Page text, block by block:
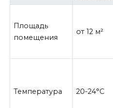
Площадь
помещения
от 12 м²
Температура 20-24°C